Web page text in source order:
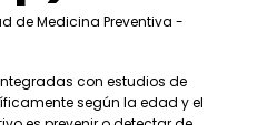
de Medicina Preventiva -
con estudios de
según la edad y el